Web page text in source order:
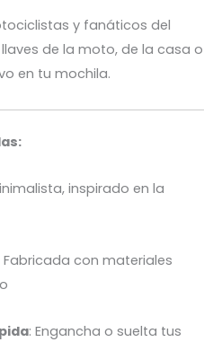
y fanáticos del
de la moto, de la casa o
en tu mochila.
inspirado en la
Fabricada con materiales
: Engancha o suelta tus